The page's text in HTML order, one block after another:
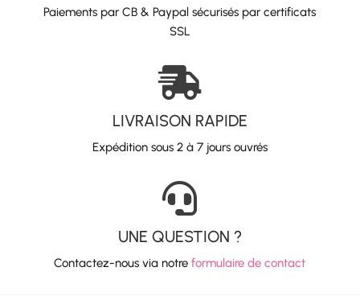
Paiements par CB & Paypal sécurisés par certificats
SSL

LIVRAISON RAPIDE
Expédition sous 2 à 7 jours ouvrés

UNE QUESTION ?
Contactez-nous via notreformulaire de contact